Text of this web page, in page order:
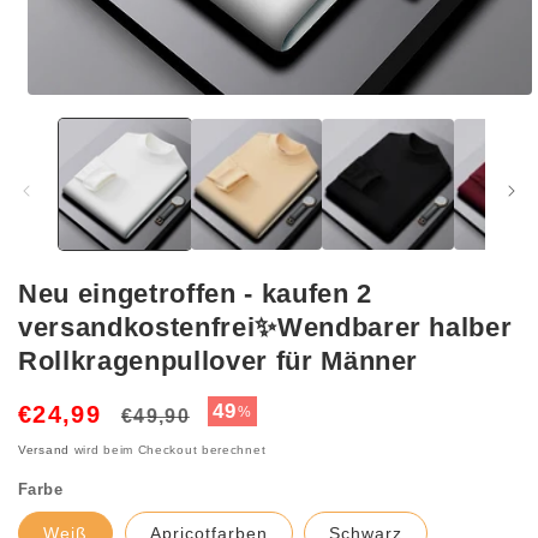
Neu eingetroffen - kaufen 2
versandkostenfrei✨Wendbarer halber
Rollkragenpullover für Männer
€24,99
Normaler
€49,90 Verkaufspreis
49%
Versand wird beim Checkout berechnet
Farbe
Weiß Apricotfarben Schwarz